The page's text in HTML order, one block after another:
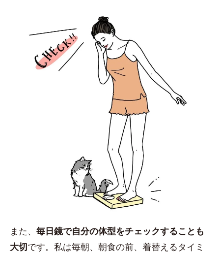
また、 毎日鏡で自分の体型をチェックすることも
大切です。私は毎朝、朝食の前、着替えるタイミ